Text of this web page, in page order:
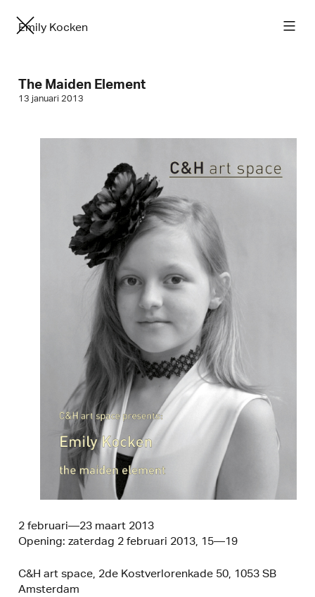
Emily Kocken
The Maiden Element
13 januari 2013
2 februari—23 maart 2013
Opening: zaterdag 2 februari 2013, 15—19
C&H art space, 2de Kostverlorenkade 50, 1053 SB
Amsterdam